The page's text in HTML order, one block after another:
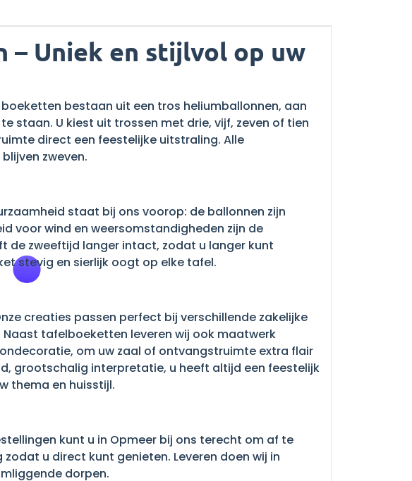
Uniek en stijlvol op uw
bestaan uit een tros heliumballonnen, aan
staan. U kiest uit trossen met drie, vijf, zeven of tien
direct een feestelijke uitstraling. Alle
zweven.
staat bij ons voorop: de ballonnen zijn
voor wind en weersomstandigheden zijn de
de zweeftijd langer intact, zodat u langer kunt
stevig en sierlijk oogt op elke tafel.
creaties passen perfect bij verschillende zakelijke
tafelboeketten leveren wij ook maatwerk
om uw zaal of ontvangstruimte extra flair
grootschalig interpretatie, u heeft altijd een feestelijk
thema en huisstijl.
kunt u in Opmeer bij ons terecht om af te
u direct kunt genieten. Leveren doen wij in
dorpen.